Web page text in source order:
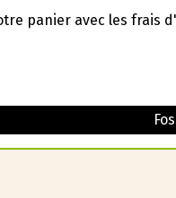
panier avec les frais